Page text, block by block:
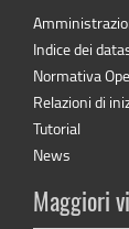
Indice dei
Normativa
Relazioni di
Tutorial
News
Maggiori